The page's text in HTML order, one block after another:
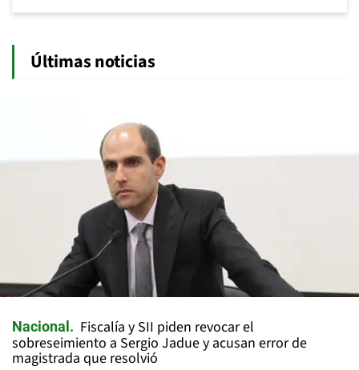
Últimas noticias
Nacional
Fiscalía y SII piden revocar el
sobreseimiento a Sergio Jadue y acusan error de
magistrada que resolvió